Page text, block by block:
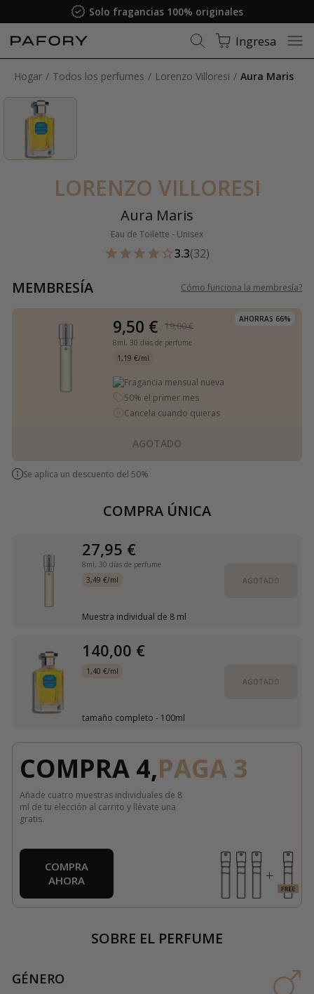
Solo fragancias 100% originales
Ingresa
Hogar Todos los perfumes Lorenzo Villoresi Aura Maris
LORENZO VILLORESI
Aura Maris
Eau de Toilette - Unisex
3.3(32)
MEMBRESÍA Cómo funciona la membresía?
AHORRAS 66%
9,50 € 19,00 €
8ml, 30 días de perfume
1,19 €/ml
Fragancia mensual nueva
50% el primer mes
Cancela cuando quieras
AGOTADO
Se aplica un descuento del 50%
COMPRA ÚNICA
27,95 €
8ml, 30 días de perfume
3,49 €/ml
Muestra individual de 8 ml
AGOTADO
140,00 €
1,40 €/ml
tamaño completo - 100ml
AGOTADO
COMPRA 4,PAGA 3
Añade cuatro muestras individuales de 8
ml de tu elección al carrito y llévate una
gratis.
COMPRA
AHORA
SOBRE EL PERFUME
GÉNERO